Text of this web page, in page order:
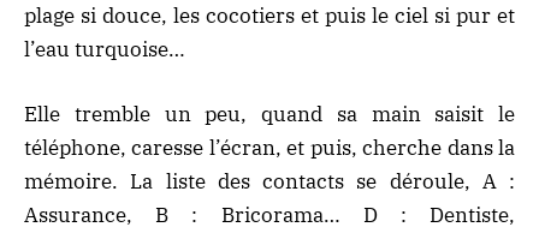
plage si douce, les cocotiers et puis le ciel si pur et
l’eau turquoise…
Elle tremble un peu, quand sa main saisit le
téléphone, caresse l’écran, et puis, cherche dans la
mémoire. La liste des contacts se déroule, A :
Assurance, B : Bricorama… D : Dentiste,